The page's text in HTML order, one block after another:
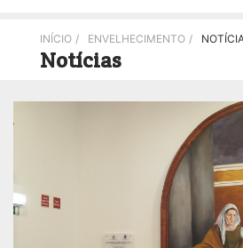
INÍCIO / ENVELHECIMENTO /
Notícias